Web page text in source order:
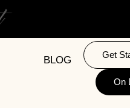
BLOG Get
On